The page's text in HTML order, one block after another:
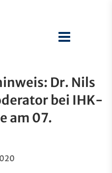
Dr. Nils
bei IHK-
am 07.